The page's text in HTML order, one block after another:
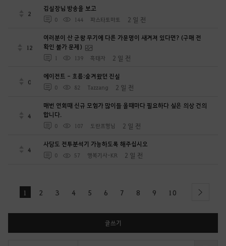
2
김실장님 방송을 보고
0 144 파스타토마토 2 일 전
12
여러분이 산 군왕 무기에 다른 가문명이 새겨져 있다면? (구매 전
확인 불가 문제)
1 139 흑태자 2 일 전
0
에이전트 - 흐름:숨겨왔던 진실
0 82 Tazzang 2 일 전
4
매번 연회때 신규 모험가 많이들 올때마다 필요하다 싶은 의상 건의
합니다.
0 107 도란프형님 2 일 전
4
사당도 전투분석기 가능하도록 해주십시오
0 57 행복기사-KR 2 일 전
1 2 3 4 5 6 7 8 9 10 next
글쓰기